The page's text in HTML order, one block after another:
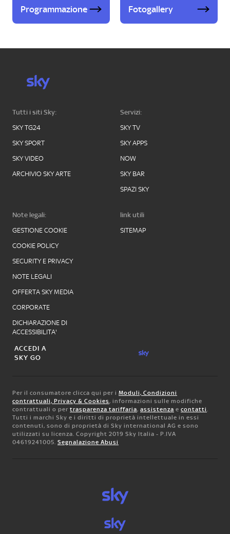
Programmazione Fotogallery
Tutti i siti Sky:
SKY TG24
SKY SPORT
SKY VIDEO
ARCHIVIO SKY ARTE
Servizi:
SKY TV
SKY APPS
NOW
SKY BAR
SPAZI SKY
Note legali:
GESTIONE COOKIE
COOKIE POLICY
SECURITY E PRIVACY
NOTE LEGALI
OFFERTA SKY MEDIA
CORPORATE
DICHIARAZIONE DI
ACCESSIBILITA'
link utili
SITEMAP
ACCEDI A
SKY GO
Per il consumatore clicca qui per i Moduli, Condizioni
contrattuali, Privacy & Cookies, informazioni sulle modifiche
contrattuali o per trasparenza tariffaria, assistenza e contatti.
Tutti i marchi Sky e i diritti di proprietà intellettuale in essi
contenuti, sono di proprietà di Sky international AG e sono
utilizzati su licenza. Copyright 2019 Sky Italia - P.IVA
04619241005. Segnalazione Abusi